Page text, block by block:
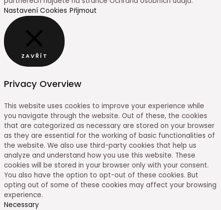
Nastavení Cookies Přijmout
ZAVŘÍT
Privacy Overview
This website uses cookies to improve your experience while
you navigate through the website. Out of these, the cookies
that are categorized as necessary are stored on your browser
as they are essential for the working of basic functionalities of
the website. We also use third-party cookies that help us
analyze and understand how you use this website. These
cookies will be stored in your browser only with your consent.
You also have the option to opt-out of these cookies. But
opting out of some of these cookies may affect your browsing
experience.
Necessary